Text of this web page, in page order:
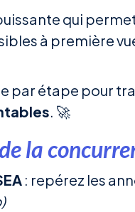
qui
à première
par étape pour
. 🚀
la
: repérez les